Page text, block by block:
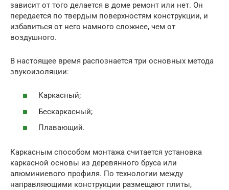
зависит от того делается в доме ремонт или нет. Он
передается по твердым поверхностям конструкции, и
избавиться от него намного сложнее, чем от
воздушного.
В настоящее время распознается три основных метода
звукоизоляции:
Каркасный;
Бескаркасный;
Плавающий.
Каркасным способом монтажа считается установка
каркасной основы из деревянного бруса или
алюминиевого профиля. По технологии между
направляющими конструкции размещают плиты,